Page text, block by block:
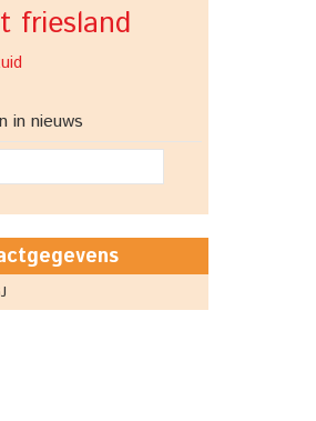
friesland
in nieuws